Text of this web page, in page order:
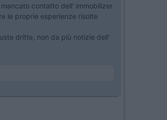
contatto dell' immobilizer
le proprie esperienze risolte
dritte, non da più notizie dell'